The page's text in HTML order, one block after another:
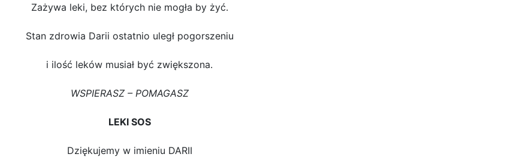
Zażywa leki, bez których nie mogła by żyć.
Stan zdrowia Darii ostatnio uległ pogorszeniu
i ilość leków musiał być zwiększona.
WSPIERASZ – POMAGASZ
LEKI SOS
Dziękujemy w imieniu DARII